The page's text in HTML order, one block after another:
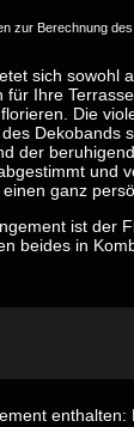
zur Berechnung
sich sowohl
für Ihre
Die
Dekobands
der
und
ganz
ist der
beides in
enthalten: